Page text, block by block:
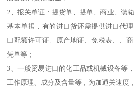
2、报关单证：提货单、提单、商业、装
基本单据，有的进口货还需提供进口代
口配额许可证、原产地证、免税表、、
凭单等；
3、一般贸易进口的化工品或机械设备等
工作原理、成分及含量等，为加通关速度